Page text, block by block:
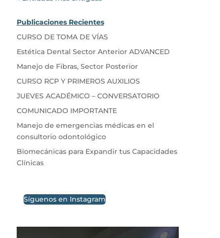
Publicaciones Recientes
CURSO DE TOMA DE VÍAS
Estética Dental Sector Anterior ADVANCED
Manejo de Fibras, Sector Posterior
CURSO RCP Y PRIMEROS AUXILIOS
JUEVES ACADÉMICO – CONVERSATORIO
COMUNICADO IMPORTANTE
Manejo de emergencias médicas en el
consultorio odontológico
Biomecánicas para Expandir tus Capacidades
Clínicas
Síguenos en Instagram